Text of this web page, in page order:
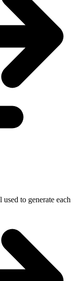
to generate each